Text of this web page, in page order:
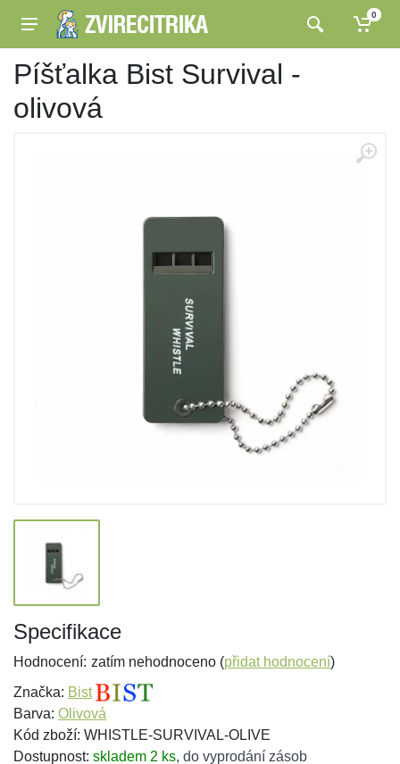
0
Píšťalka Bist Survival -
olivová
Specifikace
Hodnocení: zatím nehodnoceno (přidat hodnocení)
Značka: Bist
Barva: Olivová
Kód zboží: WHISTLE-SURVIVAL-OLIVE
Dostupnost: skladem 2 ks, do vyprodání zásob